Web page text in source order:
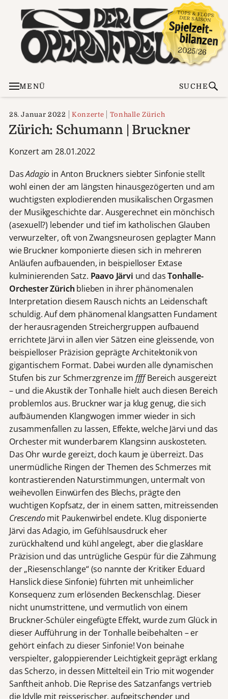
MENÜ SUCHE
28. Januar 2022 Konzerte Tonhalle Zürich
Zürich: Schumann | Bruckner
Konzert am 28.01.2022
DasAdagio in Anton Bruckners siebter Sinfonie stellt
wohl einen der am längsten hinausgezögerten und am
wuchtigsten explodierenden musikalischen Orgasmen
der Musikgeschichte dar. Ausgerechnet ein mönchisch
(asexuell?) lebender und tief im katholischen Glauben
verwurzelter, oft von Zwangsneurosen geplagter Mann
wie Bruckner komponierte diesen sich in mehreren
Anläufen aufbauenden, in beispielloser Extase
kulminierenden Satz. Paavo Järvi und dasTonhalle-
Orchester Zürichblieben in ihrer phänomenalen
Interpretation diesem Rausch nichts an Leidenschaft
schuldig. Auf dem phänomenal klangsatten Fundament
der herausragenden Streichergruppen aufbauend
errichtete Järvi in allen vier Sätzen eine gleissende, von
beispielloser Präzision geprägte Architektonik von
gigantischem Format. Dabei wurden alle dynamischen
Stufen bis zur Schmerzgrenze im ffffBereich ausgereizt
– und die Akustik der Tonhalle hielt auch diesen Bereich
problemlos aus. Bruckner war ja klug genug, die sich
aufbäumenden Klangwogen immer wieder in sich
zusammenfallen zu lassen, Effekte, welche Järvi und das
Orchester mit wunderbarem Klangsinn auskosteten.
Das Ohr wurde gereizt, doch kaum je überreizt. Das
unermüdliche Ringen der Themen des Schmerzes mit
kontrastierenden Naturstimmungen, untermalt von
weihevollen Einwürfen des Blechs, prägte den
wuchtigen Kopfsatz, der in einem satten, mitreissenden
Crescendomit Paukenwirbel endete. Klug disponierte
Järvi das Adagio, im Gefühlsausdruck eher
zurückhaltend und kühl angelegt, aber die glasklare
Präzision und das untrügliche Gespür für die Zähmung
der „Riesenschlange“ (so nannte der Kritiker Eduard
Hanslick diese Sinfonie) führten mit unheimlicher
Konsequenz zum erlösenden Beckenschlag. Dieser
nicht unumstrittene, und vermutlich von einem
Bruckner-Schüler eingefügte Effekt, wurde zum Glück in
dieser Aufführung in der Tonhalle beibehalten – er
gehört einfach zu dieser Sinfonie! Von beinahe
verspielter, galoppierender Leichtigkeit geprägt erklang
das Scherzo, in dessen Mittelteil ein Trio mit wogender
Sanftheit anhob. Die Reprise des Satzanfangs vertrieb
die Idylle mit reisserischer, aufpeitschender und